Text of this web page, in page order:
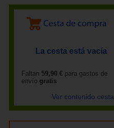
La cesta está vacía
Faltan 59,90 € para gastos de
envío gratis
Ver contenido cesta